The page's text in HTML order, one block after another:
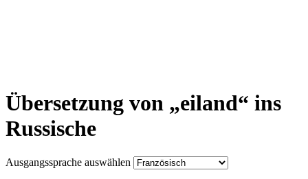
Übersetzung von „eiland“ ins
Russische
Ausgangssprache auswählen